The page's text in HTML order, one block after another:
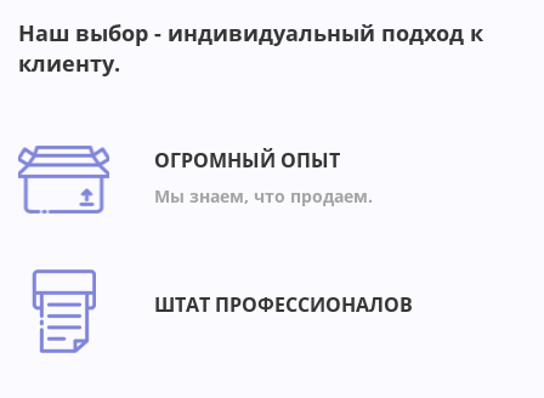
Наш выбор - индивидуальный подход к
клиенту.
ОГРОМНЫЙ ОПЫТ
Мы знаем, что продаем.
ШТАТ ПРОФЕССИОНАЛОВ